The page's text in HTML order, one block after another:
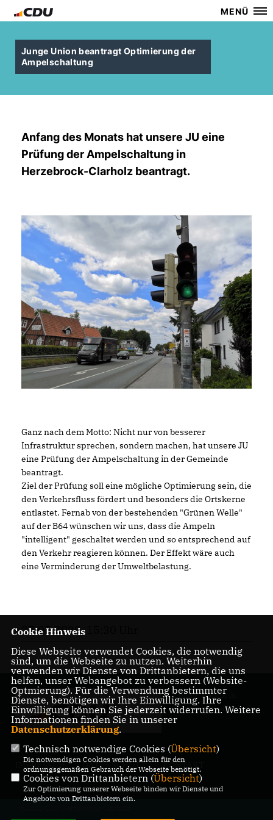
MENÜ
Junge Union beantragt Optimierung der
Ampelschaltung
Anfang des Monats hat unsere JU eine
Prüfung der Ampelschaltung in
Herzebrock-Clarholz beantragt.
Ganz nach dem Motto: Nicht nur von besserer
Infrastruktur sprechen, sondern machen, hat unsere JU
eine Prüfung der Ampelschaltung in der Gemeinde
beantragt.
Ziel der Prüfung soll eine mögliche Optimierung sein, die
den Verkehrsfluss fördert und besonders die Ortskerne
entlastet. Fernab von der bestehenden "Grünen Welle"
auf der B64 wünschen wir uns, dass die Ampeln
"intelligent" geschaltet werden und so entsprechend auf
den Verkehr reagieren können. Der Effekt wäre auch
eine Verminderung der Umweltbelastung.
27.05.2020, 15:30 Uhr
Lokale Politik in
Herzebrock-Clarholz
IMPRESSUM DATENSCHUTZ KONTAKT
Cookie Hinweis
Diese Webseite verwendet Cookies, die notwendig
sind, um die Webseite zu nutzen. Weiterhin
verwenden wir Dienste von Drittanbietern, die uns
helfen, unser Webangebot zu verbessern (Website-
Optmierung). Für die Verwendung bestimmter
Dienste, benötigen wir Ihre Einwilligung. Ihre
Einwilligung können Sie jederzeit widerrufen. Weitere
Informationen finden Sie in unserer
Datenschutzerklärung.
Technisch notwendige Cookies (Übersicht)
Die notwendigen Cookies werden allein für den
ordnungsgemäßen Gebrauch der Webseite benötigt.
Cookies von Drittanbietern (Übersicht)
Zur Optimierung unserer Webseite binden wir Dienste und
Angebote von Drittanbietern ein.